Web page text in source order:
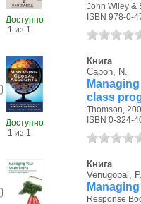
Доступно
1 из 1
John Wiley &
ISBN 978-0-
Доступно
1 из 1
Книга
Capon, N.
class
Thomson,
ISBN 0-324-
Книга
Venugopal,
Response